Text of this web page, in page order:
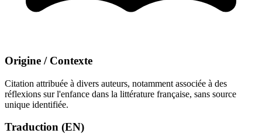
Origine / Contexte
Citation attribuée à divers auteurs, notamment associée à des
réflexions sur l'enfance dans la littérature française, sans source
unique identifiée.
Traduction (EN)